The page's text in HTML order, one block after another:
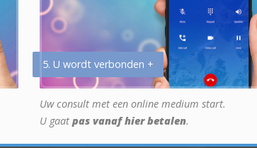
5. U wordt verbonden +
Uw consult met een online medium start.
U gaat pas vanaf hier betalen.